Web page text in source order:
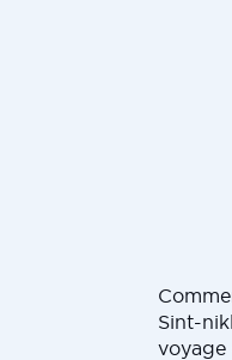
Sint-